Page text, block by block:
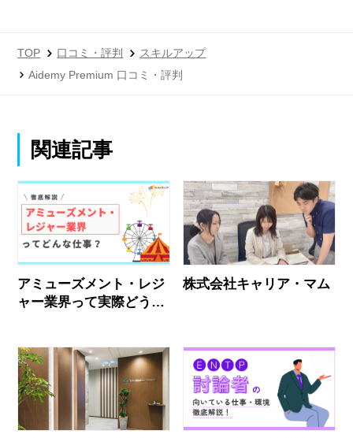
TOP 口コミ・評判
スキルアップ
Aidemy Premium 口コミ・評判
関連記事
アミューズメント・レジ
ャー業界って実際どう？
株式会社キャリア・マム